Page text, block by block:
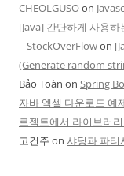
CHEOLGUSOon
[Java] 간단하게 사용
– StockOverFlowon
(Generate random
Bảo Toàn on Spring
자바 엑셀 다운로드 예
로젝트에서 라이브러
고건주 on 샤딩과 파티